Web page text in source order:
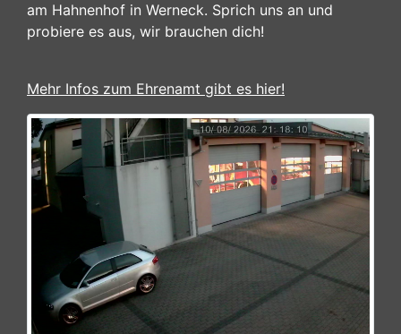
am Hahnenhof in Werneck. Sprich uns an und
probiere es aus, wir brauchen dich!
Mehr Infos zum Ehrenamt gibt es hier!